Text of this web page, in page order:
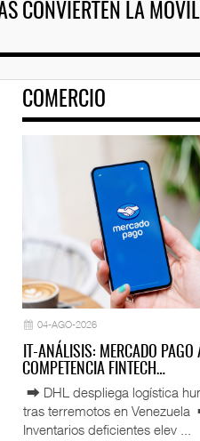
CONVIERTEN LA
COMERCIO
04-AGO-2026
IT-ANÁLISIS: MERCADO PAGO
COMPETENCIA FINTECH…
⮕ DHL despliega logística
tras terremotos en
Inventarios deficientes elev ...